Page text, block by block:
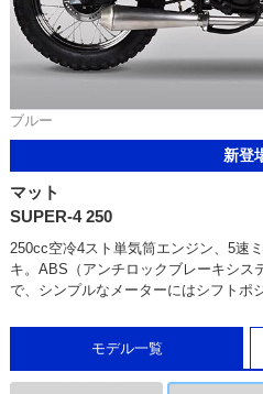
ブルー
新登
マット
SUPER-4 250
250cc空冷4スト単気筒エンジン、5速
キ。ABS（アンチロックブレーキシス
で、シンプルなメーターにはシフトポ
モデル一覧